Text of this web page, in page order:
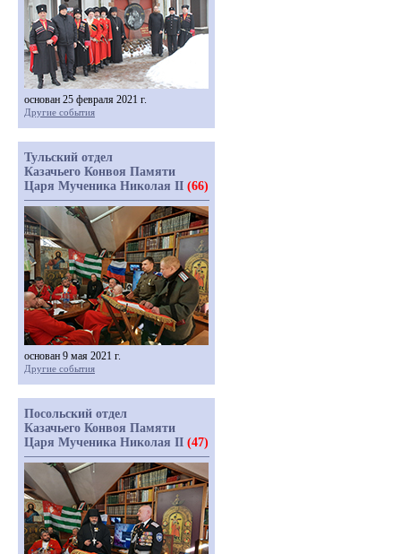
основан 25 февраля 2021 г.
Другие события
Тульский отдел
Казачьего Конвоя Памяти
Царя Мученика Николая II (66)
основан 9 мая 2021 г.
Другие события
Посольский отдел
Казачьего Конвоя Памяти
Царя Мученика Николая II (47)